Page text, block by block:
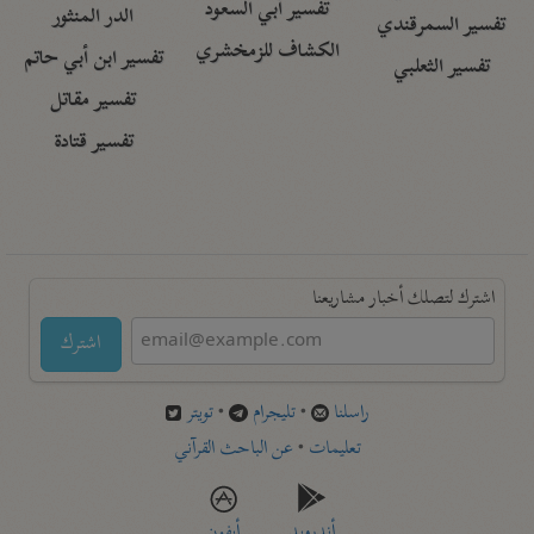
تفسير السمرقندي
تفسير الثعلبي
تفسير أبي السعود
الكشاف للزمخشري
الدر المنثور
تفسير ابن أبي حاتم
تفسير مقاتل
تفسير قتادة
اشترك لتصلك أخبار مشاريعنا
اشترك
راسلنا •تليجرام •تويتر
تعليمات •عن الباحث القرآني